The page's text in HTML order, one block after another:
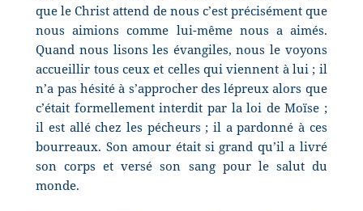
que le Christ attend de nous c’est précisément que
nous aimions comme lui-même nous a aimés.
Quand nous lisons les évangiles, nous le voyons
accueillir tous ceux et celles qui viennent à lui ; il
n’a pas hésité à s’approcher des lépreux alors que
c’était formellement interdit par la loi de Moïse ;
il est allé chez les pécheurs ; il a pardonné à ces
bourreaux. Son amour était si grand qu’il a livré
son corps et versé son sang pour le salut du
monde.